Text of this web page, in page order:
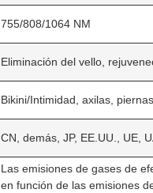
755/808/1064 NM
Eliminación del vello,
Bikini/Intimidad, axilas,
CN, demás, JP, EE.UU., UE,
Las emisiones de gases de
en función de las emisiones